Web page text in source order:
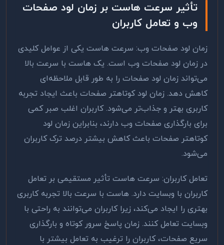
تأثیر سرعت هاست بر زمان لود صفحات
وب و تعامل کاربران
زمان لود صفحات وب: سرعت هاست یکی از عوامل کلیدی
در زمان لود صفحات وب است. یک هاست با سرعت بالا
می‌تواند زمان لود صفحات را به طور قابل ملاحظه‌ای
کاهش دهد. زمان لود کوتاهتر صفحات باعث ایجاد تجربه
کاربری بهتر و جذاب‌تر می‌شود. کاربران اغلب صبر کمی
برای بارگذاری صفحات وب دارند، بنابراین زمان لود
کوتاهتر صفحات باعث کاهش بیشتر درصد ترک کاربران
می‌شود.
تعامل کاربران: سرعت هاست تأثیر مستقیمی بر تعامل
کاربران با وبسایت دارد. هاست با سرعت بالا تجربه کاربری
بهتری را ایجاد می‌کند، زیرا کاربران می‌توانند به راحتی با
وبسایت تعامل کنند. زمان پاسخ سرور کوتاه و بارگذاری
سریع صفحات، کاربران را ترغیب به تعامل بیشتر با